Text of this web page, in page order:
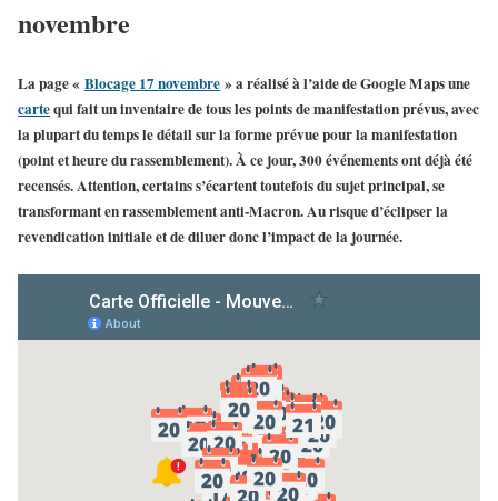
novembre
La page « Blocage 17 novembre » a réalisé à l’aide de Google Maps une
cartequi fait un inventaire de tous les points de manifestation prévus, avec
la plupart du temps le détail sur la forme prévue pour la manifestation
(point et heure du rassemblement). À ce jour, 300 événements ont déjà été
recensés. Attention, certains s’écartent toutefois du sujet principal, se
transformant en rassemblement anti-Macron. Au risque d’éclipser la
revendication initiale et de diluer donc l’impact de la journée.